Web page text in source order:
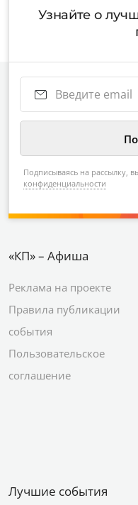
Узнайте о
Подписываясь на рассылку,
конфиденциальности
«КП» – Афиша
Реклама на проекте
Правила публикации
события
Пользовательское
соглашение
Лучшие события